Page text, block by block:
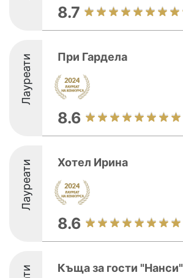
8.7
Лауреати При Гардела
8.6
Лауреати Хотел Ирина
8.6
Къща за гости "Нанси"